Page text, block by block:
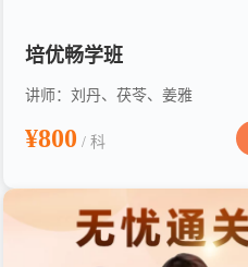
培优畅学班
讲师：刘丹、茯苓、姜雅
¥800 / 科